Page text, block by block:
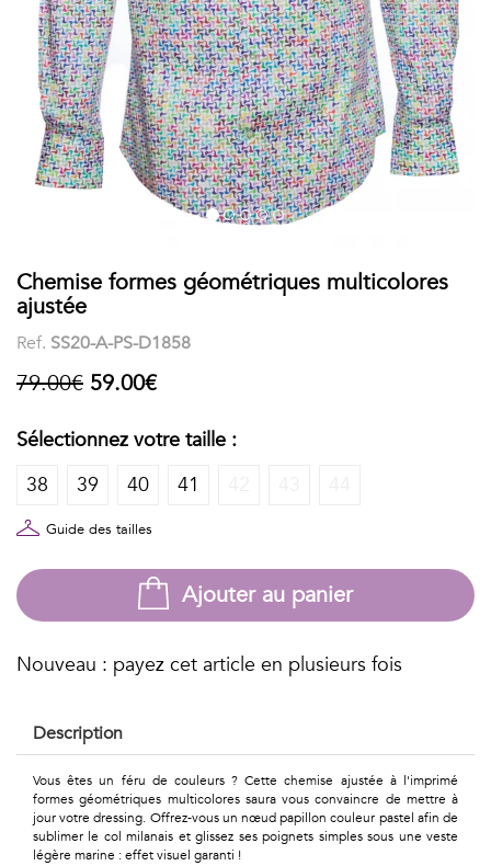
Col
Stand-
Voir
LES
IMPRIMÉES
Flore
Géométriques
Talents
&
Métiers
Petits
Urbain
courtes
POLOS
FEMME
Imprimés
Chaussettes
Boxers
Accessoires
Chemise formes géométriques multicolores
ajustée
Ref. SS20-A-PS-D1858
79.00€ 59.00€
Sélectionnez votre taille :
38
39 40 41
Guide des tailles
Ajouter au panier
Nouveau : payez cet article en plusieurs fois
Description
Vous êtes un féru de couleurs ? Cette chemise ajustée à l'imprimé
formes géométriques multicolores saura vous convaincre de mettre à
jour votre dressing. Offrez-vous un nœud papillon couleur pastel afin de
sublimer le col milanais et glissez ses poignets simples sous une veste
légère marine : effet visuel garanti !